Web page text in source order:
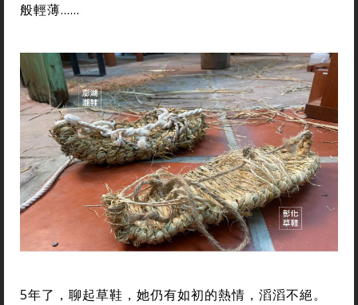
般輕薄……
5年了，聊起草鞋，她仍有如初的熱情，滔滔不絕。